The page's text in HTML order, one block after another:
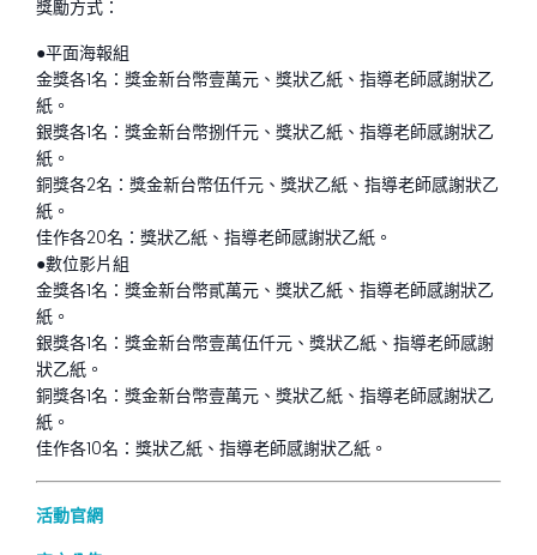
獎勵方式：
●平面海報組
金獎各1名：獎金新台幣壹萬元、獎狀乙紙、指導老師感謝狀乙
紙。
銀獎各1名：獎金新台幣捌仟元、獎狀乙紙、指導老師感謝狀乙
紙。
銅獎各2名：獎金新台幣伍仟元、獎狀乙紙、指導老師感謝狀乙
紙。
佳作各20名：獎狀乙紙、指導老師感謝狀乙紙。
●數位影片組
金獎各1名：獎金新台幣貳萬元、獎狀乙紙、指導老師感謝狀乙
紙。
銀獎各1名：獎金新台幣壹萬伍仟元、獎狀乙紙、指導老師感謝
狀乙紙。
銅獎各1名：獎金新台幣壹萬元、獎狀乙紙、指導老師感謝狀乙
紙。
佳作各10名：獎狀乙紙、指導老師感謝狀乙紙。
活動官網